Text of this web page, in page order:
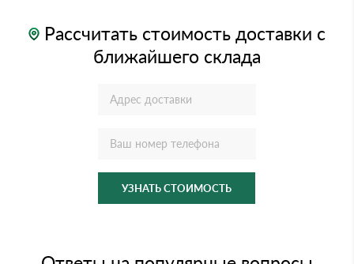
Рассчитать стоимость доставки с
ближайшего склада
УЗНАТЬ СТОИМОСТЬ